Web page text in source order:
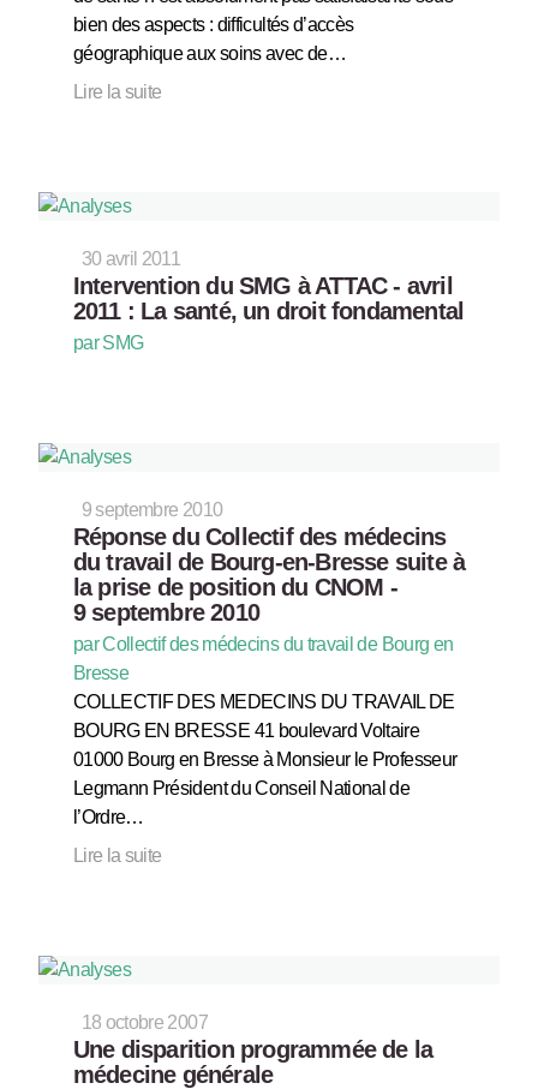
bien des aspects : difficultés d’accès
géographique aux soins avec de…
Lire la suite
30 avril 2011
Intervention du SMG à ATTAC - avril
2011 : La santé, un droit fondamental
par SMG
9 septembre 2010
Réponse du Collectif des médecins
du travail de Bourg-en-Bresse suite à
la prise de position du CNOM -
9 septembre 2010
par Collectif des médecins du travail de Bourg en
Bresse
COLLECTIF DES MEDECINS DU TRAVAIL DE
BOURG EN BRESSE 41 boulevard Voltaire
01000 Bourg en Bresse à Monsieur le Professeur
Legmann Président du Conseil National de
l’Ordre…
Lire la suite
18 octobre 2007
Une disparition programmée de la
médecine générale